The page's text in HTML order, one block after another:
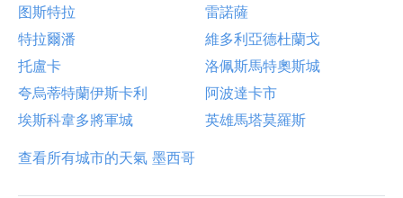
图斯特拉
雷諾薩
特拉爾潘
維多利亞德杜蘭戈
托盧卡
洛佩斯馬特奧斯城
夸烏蒂特蘭伊斯卡利
阿波達卡市
埃斯科韋多將軍城
英雄馬塔莫羅斯
查看所有城市的天氣 墨西哥